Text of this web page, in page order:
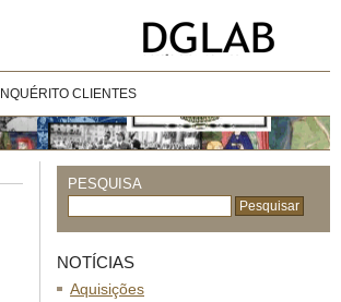
INQUÉRITO CLIENTES
PESQUISA
NOTÍCIAS
Aquisições